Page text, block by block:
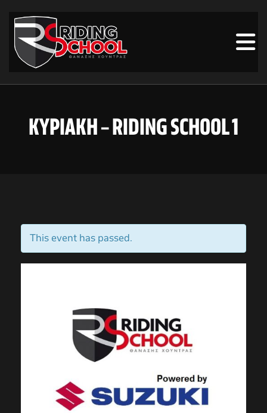
ΚΥΡΙΑΚΗ – RIDING SCHOOL 1
This event has passed.